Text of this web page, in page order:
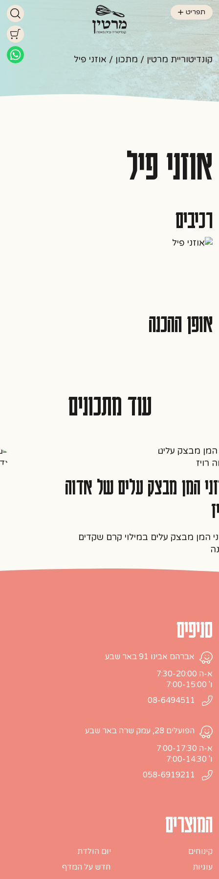
תפריט
קונדיטוריית מרטין / מתכון / אוזני פיל
אוזני פיל
רכיבים
אופן ההכנה
עוד מתכונים
המן מבצק עלים של אדוה
המן מבצק עלים במילוי קרם שקדים
סניפים
אברהם אבינו 91 באר שבע
א-ה 7:30-20:00
ו' 7:00-15:00
הפועלים 28, עמק שרה באר שבע
א-ה 7:00-17:30
ו' 7:00-14:30
המוצרים
קינוחים
עוגיות
יום הולדת
חדש על המדף